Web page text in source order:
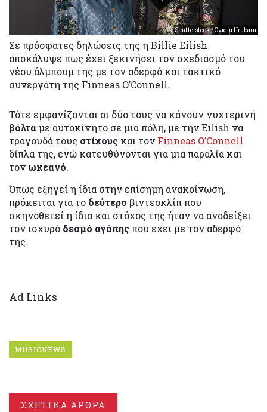
Shutterstock / Ovidiu Hrubaru
Σε πρόσφατες δηλώσεις της η Billie Eilish
αποκάλυψε πως έχει ξεκινήσει τον σχεδιασμό του
νέου άλμπουμ της με τον αδερφό και τακτικό
συνεργάτη της Finneas O’Connell.
Τότε εμφανίζονται οι δύο τους να κάνουν νυχτερινή
βόλταμε αυτοκίνητο σε μια πόλη, με την Eilish να
τραγουδά τους στίχους και τον Finneas O’Connell
δίπλα της, ενώ κατευθύνονται για μια παραλία και
τον ωκεανό.
Όπως εξηγεί η ίδια στην επίσημη ανακοίνωση,
πρόκειται για το δεύτερο βιντεοκλίπ που
σκηνοθετεί η ίδια και στόχος της ήταν να αναδείξει
τον ισχυρό δεσμό αγάπης που έχει με τον αδερφό
της.
Ad Links
MUSICNEWS
ΣΧΕΤΙΚΑ ΑΡΘΡΑ